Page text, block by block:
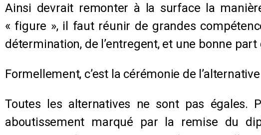
Ainsi devrait remonter à la surface la
« figure », il faut réunir de grandes
détermination, de l’entregent, et une bonne part
Formellement, c’est la cérémonie de
Toutes les alternatives ne sont pas égales.
aboutissement marqué par la remise du